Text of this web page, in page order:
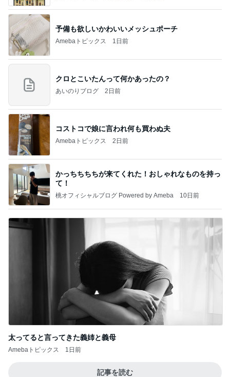
予備も欲しいかわいいメッシュポーチ
Amebaトピックス 1日前
クロとこいたんって何かあったの？
あいのりブログ 2日前
コストコで娘に言われ何も買わぬ夫
Amebaトピックス 2日前
かっちちちちが来てくれた！おしゃれなものを持っ
て！
桃オフィシャルブログ Powered by Ameba 10日前
太ってると言ってきた義姉と義母
Amebaトピックス 1日前
記事を読む